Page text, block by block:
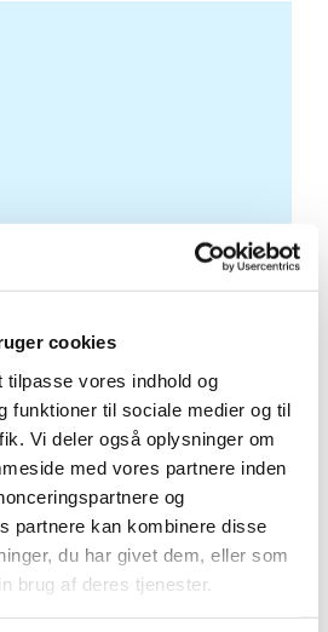
cookies
vores indhold og
funktioner til sociale medier og til
Vi deler også oplysninger om
med vores partnere inden
og
partnere kan kombinere disse
du har givet dem, eller som
brug af deres tjenester.